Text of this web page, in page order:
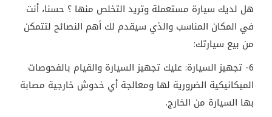
هل لديك سيارة مستعملة وتريد التخلص منها ؟ حسنا، أنت
في المكان المناسب والذي سيقدم لك أهم النصائح لتتمكن
من بيع سيارتك:
6- تجهيز السيارة: عليك تجهيز السيارة والقيام بالفحوصات
الميكانيكية الضرورية لها ومعالجة أي خدوش خارجية مصابة
بها السيارة من الخارج.